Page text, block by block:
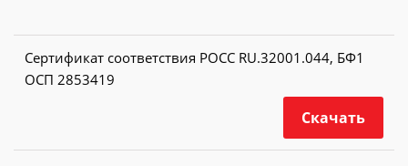
Сертификат соответствия РОСС RU.32001.044, БФ1
ОСП 2853419
Скачать